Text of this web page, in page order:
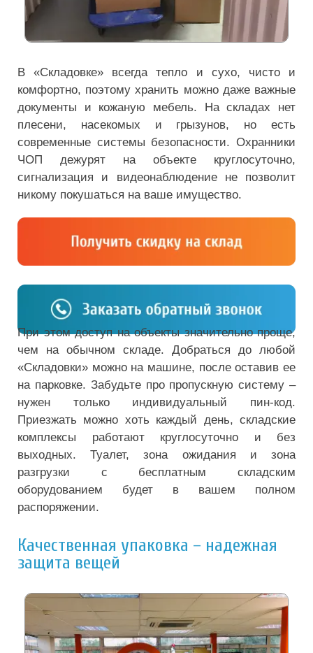
В «Складовке» всегда тепло и сухо, чисто и
комфортно, поэтому хранить можно даже важные
документы и кожаную мебель. На складах нет
плесени, насекомых и грызунов, но есть
современные системы безопасности. Охранники
ЧОП дежурят на объекте круглосуточно,
сигнализация и видеонаблюдение не позволит
никому покушаться на ваше имущество.
При этом доступ на объекты значительно проще,
чем на обычном складе. Добраться до любой
«Складовки» можно на машине, после оставив ее
на парковке. Забудьте про пропускную систему –
нужен только индивидуальный пин-код.
Приезжать можно хоть каждый день, складские
комплексы работают круглосуточно и без
выходных. Туалет, зона ожидания и зона
разгрузки с бесплатным складским
оборудованием будет в вашем полном
распоряжении.
Качественная упаковка – надежная
защита вещей